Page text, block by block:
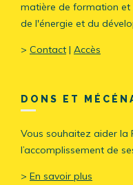
matière de formation et
de l'énergie et du
> Contact | Accès
DONS ET
Vous souhaitez aider la
l’accomplissement de
> En savoir plus